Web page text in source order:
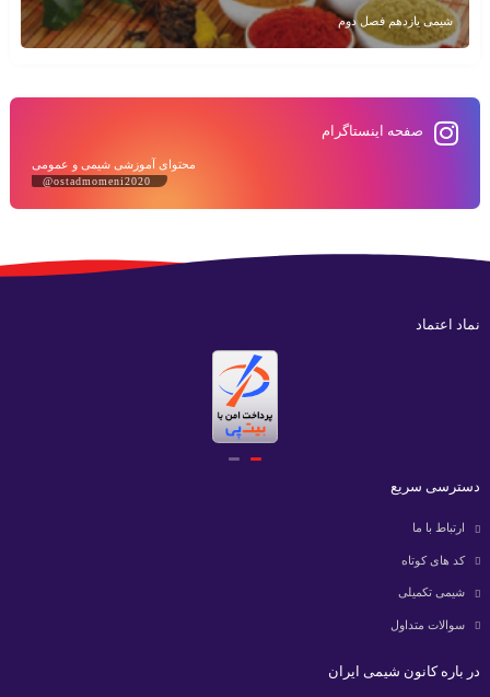
شیمی یازدهم فصل دوم
صفحه اینستاگرام
محتوای آموزشی شیمی و عمومی
@ostadmomeni2020
نماد اعتماد
دسترسی سریع
ارتباط با ما
کد های کوتاه
شیمی تکمیلی
سوالات متداول
در باره کانون شیمی ایران